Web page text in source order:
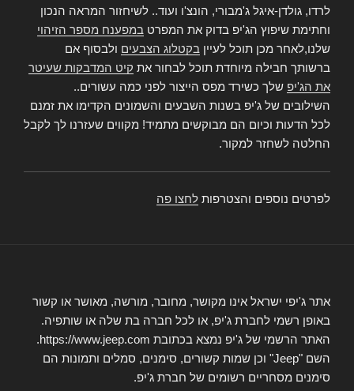
לרדו, גולדן-איגל ג'מבורי, הונצ'ו ועוד.. לשיחזור המראה הנכון
וחתימת שיפוץ הג'יפ בדוק את המפרט במפענח מספר הזיהוי
שלנו,לאחר מכן תוכל לעיין בקטלוג הצבעים ולבסוף אם
ברשותך חבילה מיוחדת תוכל לבחור את קיט המדבקות שעיטר
את הג'יפ שלך כשירד מפס הייצור לפני כמה עשורים..
השילובים של ג'יפ בשנות השבעים והשמונים הקדימו את זמנם
לכל הדעות וכיום הם מבוקשים מתמיד! מקווים שעזרנו לך לקבל
החלטה לשחזר למקור.
לפרטים נוספים והצטרפות לחצו פה
אתר ג'יפי ישראל אינו מקושר, מחובר, מורשה, מאושר או קשור
באופן רשמי לחברת ג'יפ, או לכל חברה בת שלה או שותפיה.
האתר הרשמי של ג'יפ נמצא בכתובת https://www.jeep.com.
השם "Jeep" וכן שמות קשורים, סימנים, סמלים ותמונות הם
סימנים מסחריים רשומים של חברת ג'יפ.